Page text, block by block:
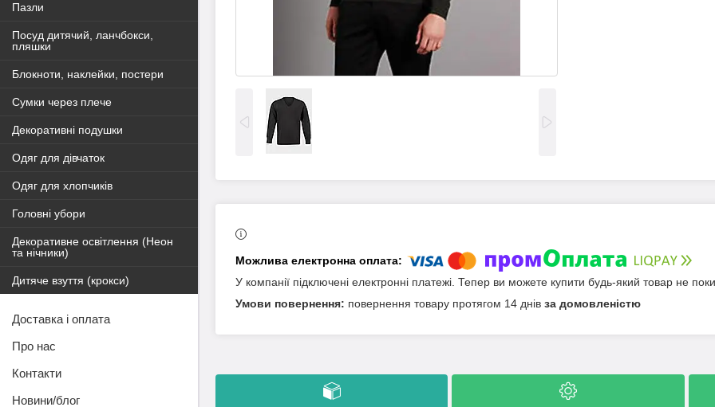
У компанії підключені електронні платежі. Тепер ви можете купити будь-який товар не
повернення товару протягом 14 днів за домовленістю
Пазли
Посуд дитячий, ланчбокси,
пляшки
Блокноти, наклейки, постери
Сумки через плече
Декоративні подушки
Одяг для дівчаток
Одяг для хлопчиків
Головні убори
Декоративне освітлення (Неон
та нічники)
Дитяче взуття (крокси)
Доставка і оплата
Про нас
Контакти
Новини/блог